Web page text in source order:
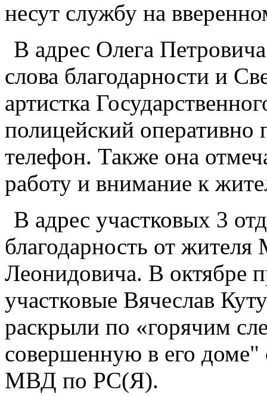
несут службу на
В адрес Олега
слова благодарности и
артистка
полицейский оперативно
телефон. Также она
работу и внимание к
В адрес участковых 3
благодарность от
Леонидовича. В октябре
участковые Вячеслав
раскрыли по «горячим
совершенную в его доме"
МВД по РС(Я).